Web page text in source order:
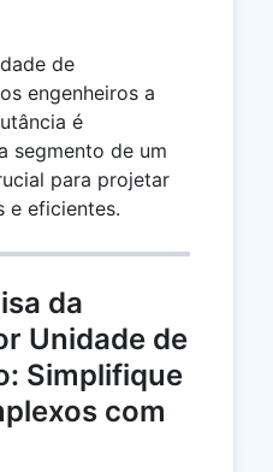
de
engenheiros a
é
segmento de um
para projetar
e eficientes.
da
Unidade de
Simplifique
com